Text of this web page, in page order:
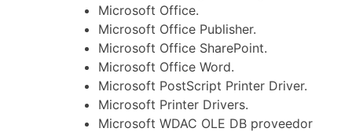
Microsoft Office.
Microsoft Office Publisher.
Microsoft Office SharePoint.
Microsoft Office Word.
Microsoft PostScript Printer Driver.
Microsoft Printer Drivers.
Microsoft WDAC OLE DB proveedor